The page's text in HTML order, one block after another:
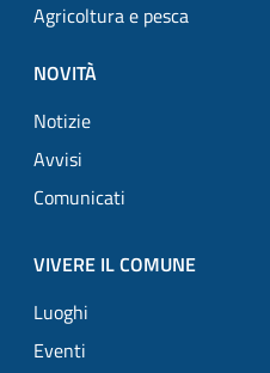
Agricoltura e pesca
NOVITÀ
Notizie
Avvisi
Comunicati
VIVERE IL COMUNE
Luoghi
Eventi